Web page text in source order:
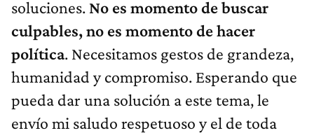
soluciones. No es momento de buscar
culpables, no es momento de hacer
política. Necesitamos gestos de grandeza,
humanidad y compromiso. Esperando que
pueda dar una solución a este tema, le
envío mi saludo respetuoso y el de toda